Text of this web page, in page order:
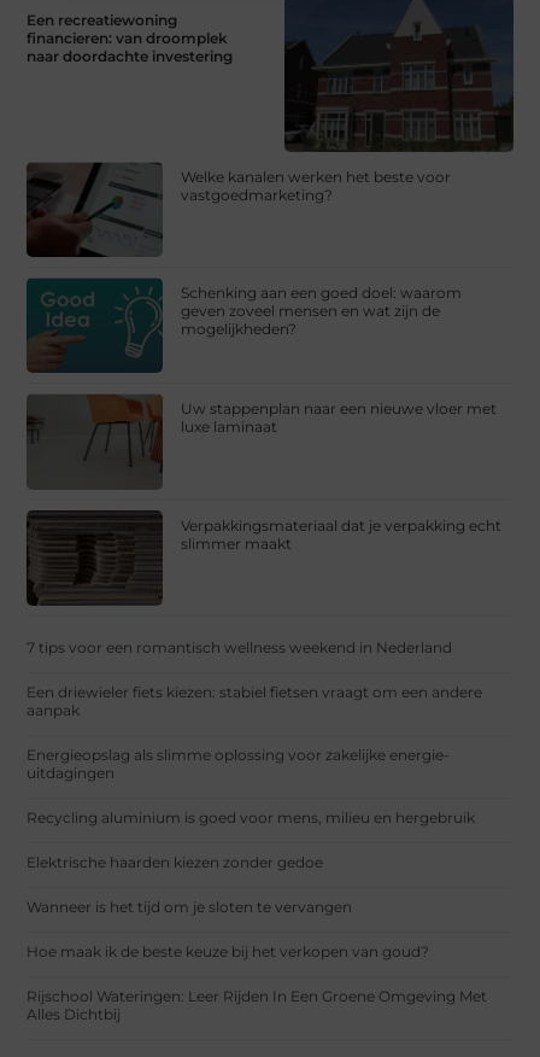
Een recreatiewoning
financieren: van droomplek
naar doordachte investering
Welke kanalen werken het beste voor
vastgoedmarketing?
Schenking aan een goed doel: waarom
geven zoveel mensen en wat zijn de
mogelijkheden?
Uw stappenplan naar een nieuwe vloer met
luxe laminaat
Verpakkingsmateriaal dat je verpakking echt
slimmer maakt
7 tips voor een romantisch wellness weekend in Nederland
Een driewieler fiets kiezen: stabiel fietsen vraagt om een andere
aanpak
Energieopslag als slimme oplossing voor zakelijke energie-
uitdagingen
Recycling aluminium is goed voor mens, milieu en hergebruik
Elektrische haarden kiezen zonder gedoe
Wanneer is het tijd om je sloten te vervangen
Hoe maak ik de beste keuze bij het verkopen van goud?
Rijschool Wateringen: Leer Rijden In Een Groene Omgeving Met
Alles Dichtbij